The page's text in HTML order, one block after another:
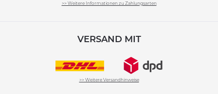
>> Weitere Informationen zu Zahlungsarten
VERSAND MIT
>> Weitere Versandhinweise